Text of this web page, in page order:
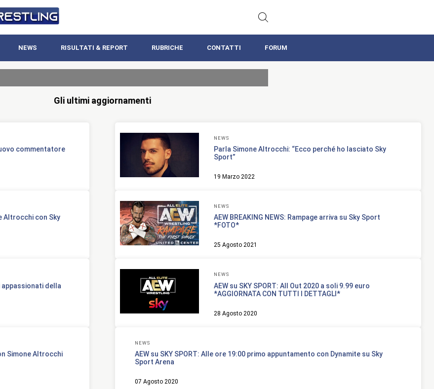
NEWS RISULTATI & REPORT RUBRICHE CONTATTI FORUM
Gli ultimi aggiornamenti
commentatore
NEWS
Parla Simone Altrocchi: “Ecco perché ho lasciato Sky
Sport”
19 Marzo 2022
Altrocchi con Sky
NEWS
AEW BREAKING NEWS: Rampage arriva su Sky Sport
*FOTO*
25 Agosto 2021
appassionati della
NEWS
AEW su SKY SPORT: All Out 2020 a soli 9.99 euro
*AGGIORNATA CON TUTTI I DETTAGLI*
28 Agosto 2020
Simone Altrocchi
NEWS
AEW su SKY SPORT: Alle ore 19:00 primo appuntamento con Dynamite su Sky
Sport Arena
07 Agosto 2020